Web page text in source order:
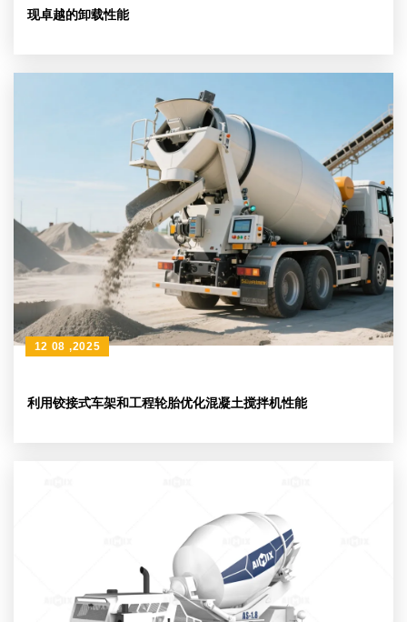
现卓越的卸载性能
利用铰接式车架和工程轮胎优化混凝土搅拌机性能
12 08 ,2025